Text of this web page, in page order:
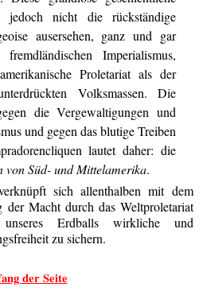
nicht die rückständige
ausersehen, ganz und gar
Imperialismus,
Proletariat als der
Volksmassen. Die
die Vergewaltigungen und
und gegen das blutige Treiben
lautet daher: die
von Süd- und Mittelamerika.
sich allenthalben mit dem
Macht durch das Weltproletariat
Erdballs wirkliche und
zu sichern.
der Seite